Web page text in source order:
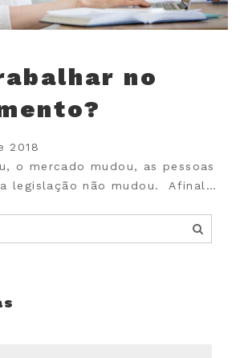
no
2018
o mercado mudou, as pessoas
legislação não mudou. Afinal…